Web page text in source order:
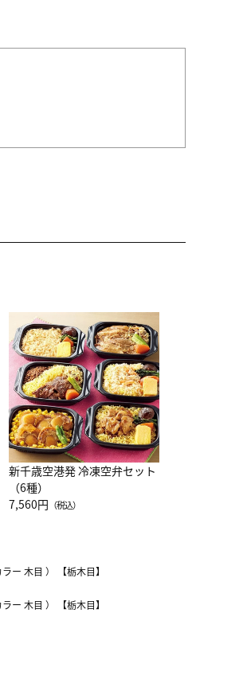
新千歳空港発 冷凍空弁セット
（6種）
7,560円 （税込）
ー 木目 ） 【栃木目】
ー 木目 ） 【栃木目】